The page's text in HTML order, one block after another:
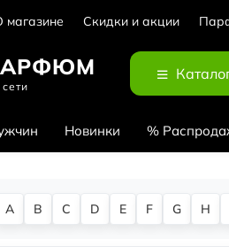
магазине Скидки и акции
Новинки %
A B C D E F G H